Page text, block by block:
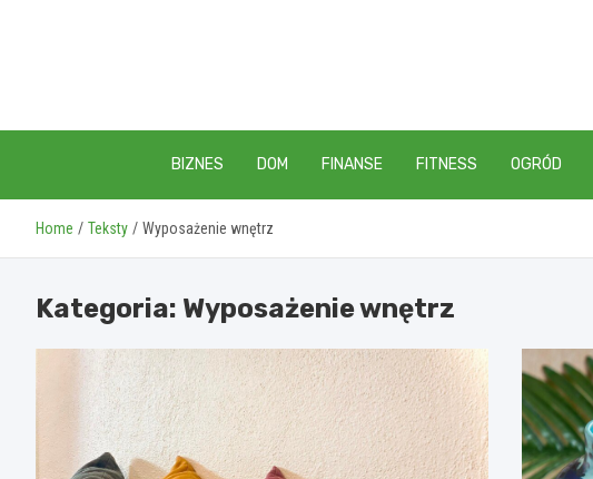
BIZNES DOM FINANSE FITNESS OGRÓD
Home Teksty Wyposażenie wnętrz
Kategoria: Wyposażenie wnętrz